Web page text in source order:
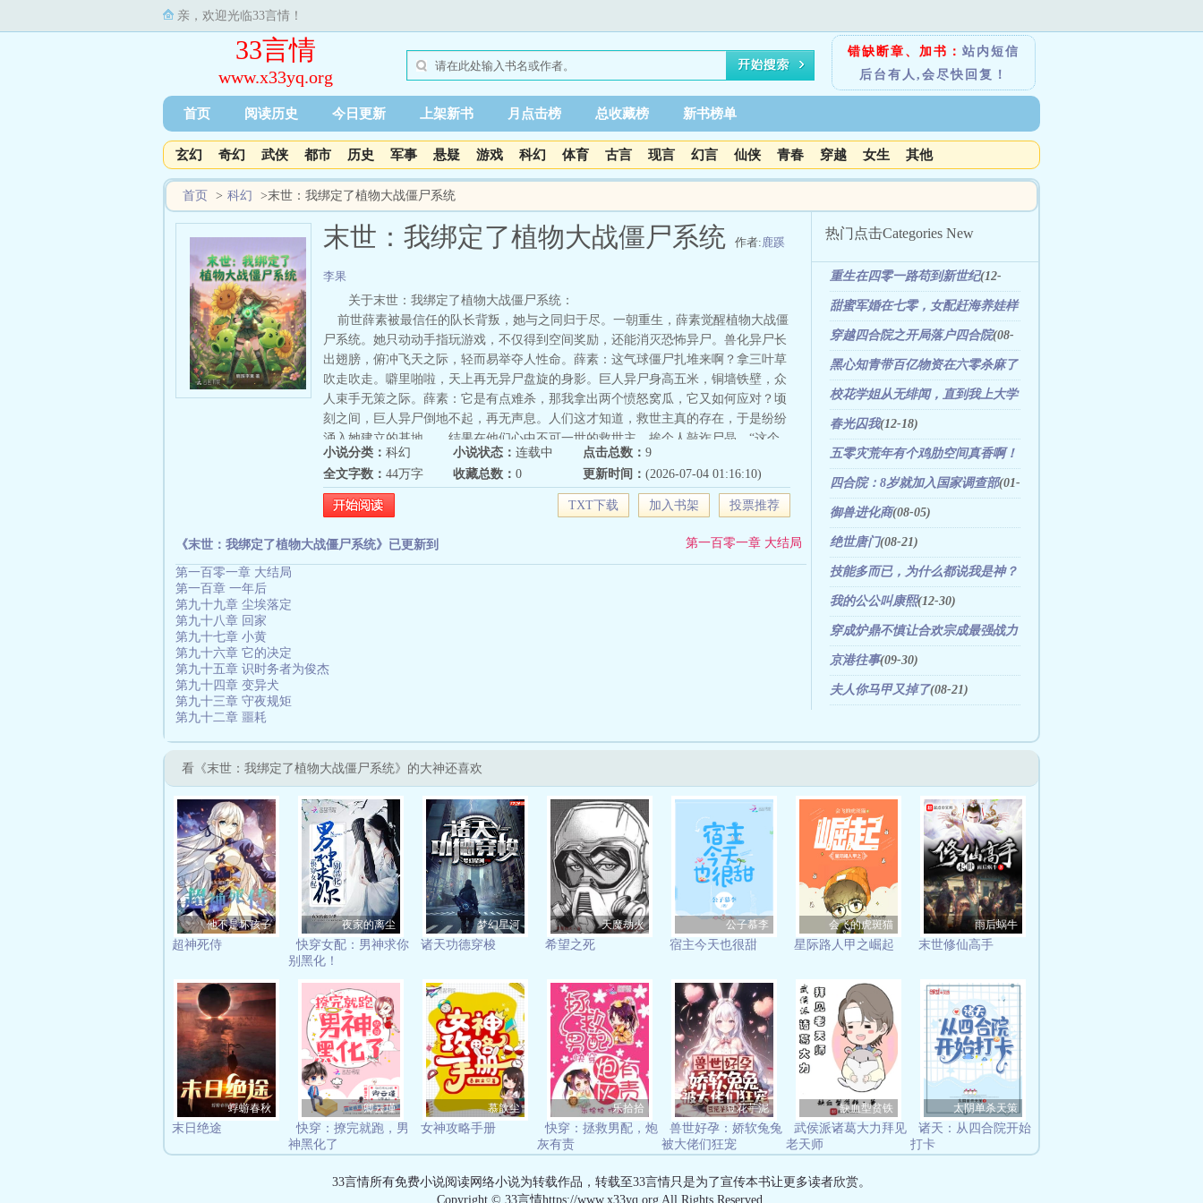
亲，欢迎光临33言情！
33言情
www.x33yq.org
错缺断章、加书： 站内短信
后台有人,会尽快回复！
首页 阅读历史 今日更新 上架新书 月点击榜 总收藏榜 新书榜单
玄幻 奇幻 武侠 都市 历史 军事 悬疑 游戏 科幻 体育 古言 现言 幻言 仙侠 青春 穿越 女生 其他
首页 > 科幻 >末世：我绑定了植物大战僵尸系统
末世：我绑定了植物大战僵尸系统 作者:鹿蹊
李果
关于末世：我绑定了植物大战僵尸系统：
前世薛素被最信任的队长背叛，她与之同归于尽。一朝重生，薛素觉醒植物大战僵
尸系统。她只动动手指玩游戏，不仅得到空间奖励，还能消灭恐怖异尸。兽化异尸长
出翅膀，俯冲飞天之际，轻而易举夺人性命。薛素：这气球僵尸扎堆来啊？拿三叶草
吹走吹走。噼里啪啦，天上再无异尸盘旋的身影。巨人异尸身高五米，铜墙铁壁，众
人束手无策之际。薛素：它是有点难杀，那我拿出两个愤怒窝瓜，它又如何应对？顷
刻之间，巨人异尸倒地不起，再无声息。人们这才知道，救世主真的存在，于是纷纷
涌入她建立的基地……结果在他们心中不可一世的救世主，挨个人敲诈尸晶。“这个
花盆六个尸晶换，豌豆枪手的种子得二十个，买五赠一，末世出门必备，买不了吃亏
买不了上当。”“你真的不来一个吗？”她身边的伙伴都捂着脸不想看她，要不要顶着一
张冰块脸做这种事啊！！！薛素看着嬉笑打闹的同伴，捧着花盆离去的人群，嘴角勾
起浅淡的笑意。这一世，她会护着家人、伙伴，以及蓝星，重新建立一个美好的世
界。
小说分类： 科幻 小说状态： 连载中 点击总数： 9
全文字数： 44万字 收藏总数： 0 更新时间： (2026-07-04 01:16:10)
TXT下载 加入书架 投票推荐
《末世：我绑定了植物大战僵尸系统》已更新到 第一百零一章 大结局
第一百零一章 大结局
第一百章 一年后
第九十九章 尘埃落定
第九十八章 回家
第九十七章 小黄
第九十六章 它的决定
第九十五章 识时务者为俊杰
第九十四章 变异犬
第九十三章 守夜规矩
第九十二章 噩耗
热门点击Categories New
重生在四零一路苟到新世纪(12-
31)
甜蜜军婚在七零，女配赶海养娃样
样行(10-13)
穿越四合院之开局落户四合院(08-
06)
黑心知青带百亿物资在六零杀麻了
(11-25)
校花学姐从无绯闻，直到我上大学
(01-06)
春光囚我(12-18)
五零灾荒年有个鸡肋空间真香啊！
(01-15)
四合院：8岁就加入国家调查部(01-
16)
御兽进化商(08-05)
绝世唐门(08-21)
技能多而已，为什么都说我是神？
(11-25)
我的公公叫康熙(12-30)
穿成炉鼎不慎让合欢宗成最强战力
(01-16)
京港往事(09-30)
夫人你马甲又掉了(08-21)
看《末世：我绑定了植物大战僵尸系统》的大神还喜欢
他不是坏孩子
超神死侍
夜家的离尘
快穿女配：男神求你
别黑化！
梦幻星河
诸天功德穿梭
天魔劫火
希望之死
公子慕李
宿主今天也很甜
会飞的虎斑猫
星际路人甲之崛起
雨后蜗牛
末世修仙高手
蜉蝣春秋
末日绝途
卿云瑾
快穿：撩完就跑，男
神黑化了
慕歆尘
女神攻略手册
乐拾拾
快穿：拯救男配，炮
灰有责
豆花芋泥
兽世好孕：娇软兔兔
被大佬们狂宠
缺血型贫铁
武侯派诸葛大力拜见
老天师
太阴单杀天策
诸天：从四合院开始
打卡
33言情所有免费小说阅读网络小说为转载作品，转载至33言情只是为了宣传本书让更多读者欣赏。
Copyright © 33言情https://www.x33yq.org All Rights Reserved.